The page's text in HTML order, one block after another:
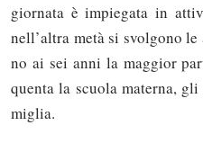
gior­na­ta è im­pie­ga­ta in
nel­l’al­tra me­tà si svol­go­no
no ai sei an­ni la mag­gior
quen­ta la scuo­la ma­ter­na,
mi­glia.